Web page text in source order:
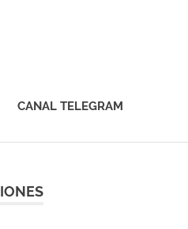
CANAL TELEGRAM